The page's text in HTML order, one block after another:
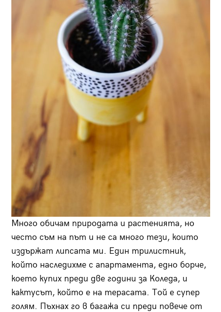
Много обичам природата и растенията, но
често съм на път и не са много тези, които
издържат липсата ми. Един трилистник,
който наследихме с апартамента, едно борче,
което купих преди две години за Коледа, и
кактусът, който е на терасата. Той е супер
голям. Пъхнах го в багажа си преди повече от